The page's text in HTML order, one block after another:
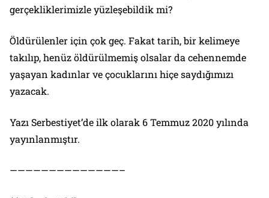
gerçekliklerimizle yüzleşebildik mi?
Öldürülenler için çok geç. Fakat tarih, bir kelimeye
takılıp, henüz öldürülmemiş olsalar da cehennemde
yaşayan kadınlar ve çocuklarını hiçe saydığımızı
yazacak.
Yazı Serbestiyet’de ilk olarak 6 Temmuz 2020 yılında
yayınlanmıştır.
——————————————–